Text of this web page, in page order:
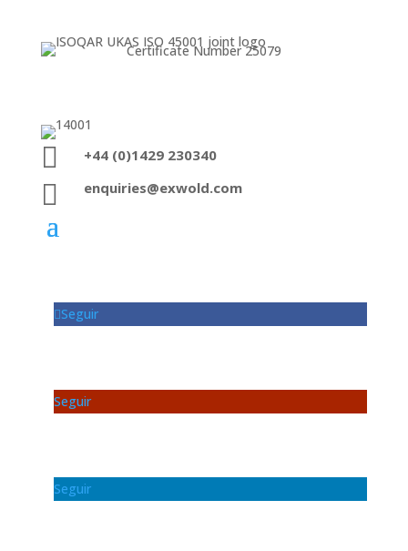
Certificate Number 25079
 +44 (0)1429 230340
 enquiries@exwold.com
Seguir
Seguir
Seguir